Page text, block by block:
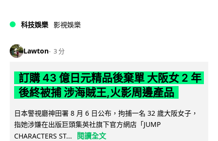
科技娛樂 影視娛樂
Lawton 3 分
訂購 43 億日元精品後棄單 大阪女 2 年
後終被捕 涉海賊王,火影周邊產品
日本警視廳神田署 8 月 6 日公布，拘捕一名 32 歲大阪女子，
指她涉嫌在出版巨頭集英社旗下官方網店「JUMP
CHARACTERS ST...
閱讀全文